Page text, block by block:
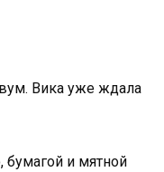
Вика уже ждала
бумагой и мятной